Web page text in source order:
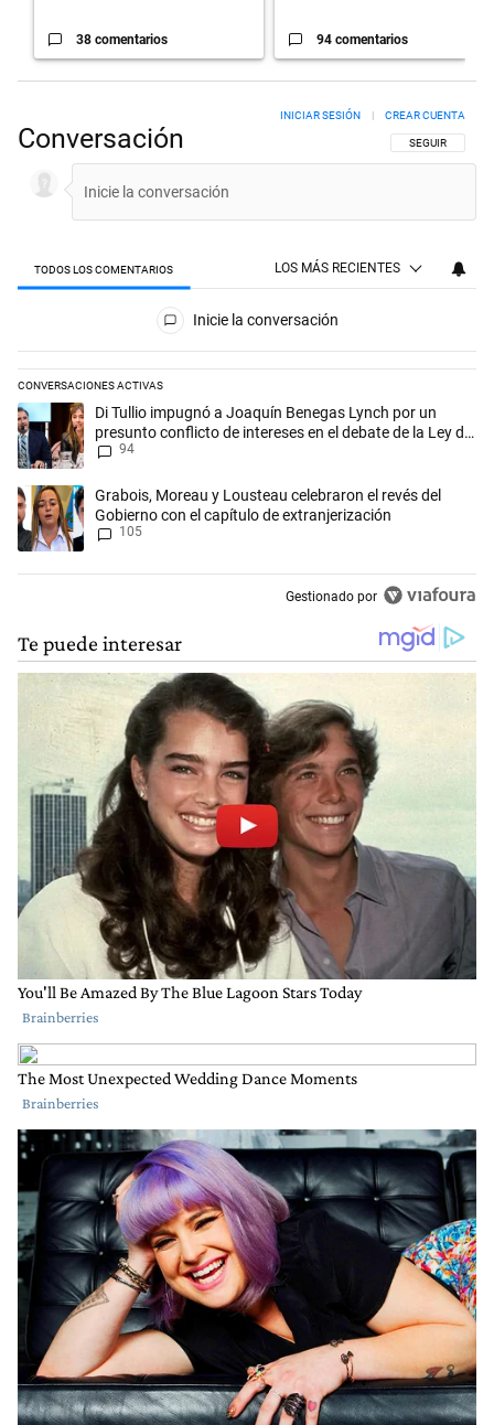
38 comentarios 94 comentarios
Conversación SIGA ESTA
SEGUIR
INICIAR SESIÓN CREAR CUENTA
TODOS LOS COMENTARIOS LOS MÁS RECIENTES
Todos los comentarios
Inicie la conversación
CONVERSACIONES ACTIVAS
Este listado muestra los artículos con más comentarios en los
Un artículo de tendencia con el título "Di Tullio impugnó a Joaquín
Di Tullio impugnó a Joaquín Benegas Lynch por un
presunto conflicto de intereses en el debate de la Ley de
Tierras
94
Un artículo de tendencia con el título "Grabois, Moreau y Lousteau
Grabois, Moreau y Lousteau celebraron el revés del
Gobierno con el capítulo de extranjerización
105
Gestionado por